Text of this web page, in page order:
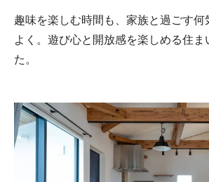
趣味を楽しむ時間も、家族と過ごす
よく。遊び心と開放感を楽しめる住ま
た。